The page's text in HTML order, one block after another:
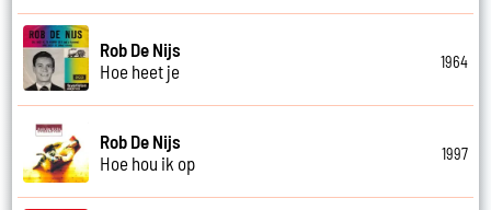
Rob De Nijs
Hoe heet je
1964
Rob De Nijs
Hoe hou ik op
1997